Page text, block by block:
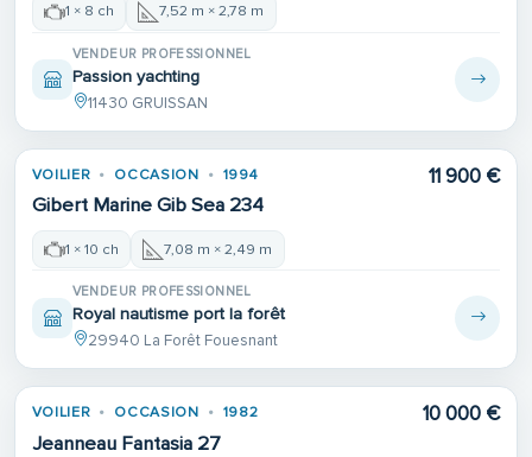
1 × 8 ch 7,52 m × 2,78 m
VENDEUR PROFESSIONNEL
Passion yachting
11430 GRUISSAN
VOILIER OCCASION 1994
Gibert Marine Gib Sea 234
11 900 €
1 × 10 ch 7,08 m × 2,49 m
VENDEUR PROFESSIONNEL
Royal nautisme port la forêt
29940 La Forêt Fouesnant
VOILIER OCCASION 1982
Jeanneau Fantasia 27
10 000 €